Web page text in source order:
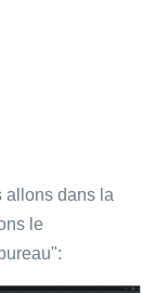
allons dans la
le